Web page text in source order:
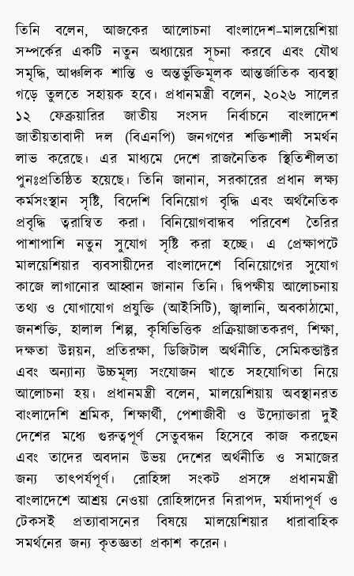
তিনি বলেন, আজকের আলোচনা বাংলাদেশ–মালয়েশিয়া
সম্পর্কের একটি নতুন অধ্যায়ের সূচনা করবে এবং যৌথ
সমৃদ্ধি, আঞ্চলিক শান্তি ও অন্তর্ভুক্তিমূলক আন্তর্জাতিক ব্যবস্থা
গড়ে তুলতে সহায়ক হবে। প্রধানমন্ত্রী বলেন, ২০২৬ সালের
১২ ফেব্রুয়ারির জাতীয় সংসদ নির্বাচনে বাংলাদেশ
জাতীয়তাবাদী দল (বিএনপি) জনগণের শক্তিশালী সমর্থন
লাভ করেছে। এর মাধ্যমে দেশে রাজনৈতিক স্থিতিশীলতা
পুনঃপ্রতিষ্ঠিত হয়েছে। তিনি জানান, সরকারের প্রধান লক্ষ্য
কর্মসংস্থান সৃষ্টি, বিদেশি বিনিয়োগ বৃদ্ধি এবং অর্থনৈতিক
প্রবৃদ্ধি ত্বরান্বিত করা। বিনিয়োগবান্ধব পরিবেশ তৈরির
পাশাপাশি নতুন সুযোগ সৃষ্টি করা হচ্ছে। এ প্রেক্ষাপটে
মালয়েশিয়ার ব্যবসায়ীদের বাংলাদেশে বিনিয়োগের সুযোগ
কাজে লাগানোর আহ্বান জানান তিনি। দ্বিপক্ষীয় আলোচনায়
তথ্য ও যোগাযোগ প্রযুক্তি (আইসিটি), জ্বালানি, অবকাঠামো,
জনশক্তি, হালাল শিল্প, কৃষিভিত্তিক প্রক্রিয়াজাতকরণ, শিক্ষা,
দক্ষতা উন্নয়ন, প্রতিরক্ষা, ডিজিটাল অর্থনীতি, সেমিকন্ডাক্টর
এবং অন্যান্য উচ্চমূল্য সংযোজন খাতে সহযোগিতা নিয়ে
আলোচনা হয়। প্রধানমন্ত্রী বলেন, মালয়েশিয়ায় অবস্থানরত
বাংলাদেশি শ্রমিক, শিক্ষার্থী, পেশাজীবী ও উদ্যোক্তারা দুই
দেশের মধ্যে গুরুত্বপূর্ণ সেতুবন্ধন হিসেবে কাজ করছেন
এবং তাদের অবদান উভয় দেশের অর্থনীতি ও সমাজের
জন্য তাৎপর্যপূর্ণ। রোহিঙ্গা সংকট প্রসঙ্গে প্রধানমন্ত্রী
বাংলাদেশে আশ্রয় নেওয়া রোহিঙ্গাদের নিরাপদ, মর্যাদাপূর্ণ ও
টেকসই প্রত্যাবাসনের বিষয়ে মালয়েশিয়ার ধারাবাহিক
সমর্থনের জন্য কৃতজ্ঞতা প্রকাশ করেন।